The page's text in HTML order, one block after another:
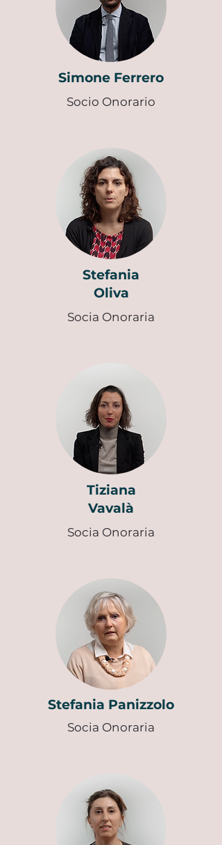
Simone Ferrero
Socio Onorario
Stefania
Oliva
Socia Onoraria
Tiziana
Vavalà
Socia Onoraria
Stefania Panizzolo
Socia Onoraria